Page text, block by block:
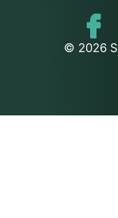
© 2026